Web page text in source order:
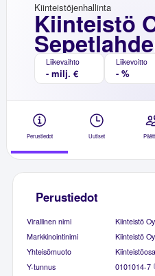
Kiinteistö
Kiinteistöjenhallinta
Liikevaihto
- milj. €
Liikevoitto
- %
Perustiedot Uutiset
Perustiedot
Virallinen nimi
Kiinteistö
Markkinointinimi
Kiinteistö
Yhteisömuoto
Y-tunnus
0101014-7